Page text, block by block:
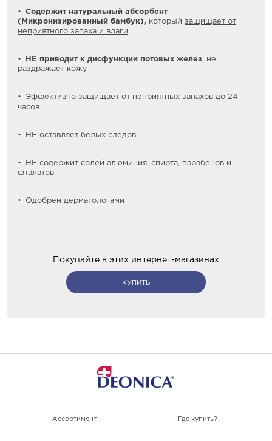
Содержит натуральный абсорбент
( Микронизированный бамбук), которыйзащищает от
неприятного запаха и влаги
НЕ приводит к дисфункции потовых желез, не
раздражает кожу
Эффективно защищает от неприятных запахов до 24
часов
НЕ оставляет белых следов
НЕ содержит солей алюминия, спирта, парабенов и
фталатов
Одобрен дерматологами
Покупайте в этих интернет-магазинах
КУПИТЬ
Ассортимент Где купить?